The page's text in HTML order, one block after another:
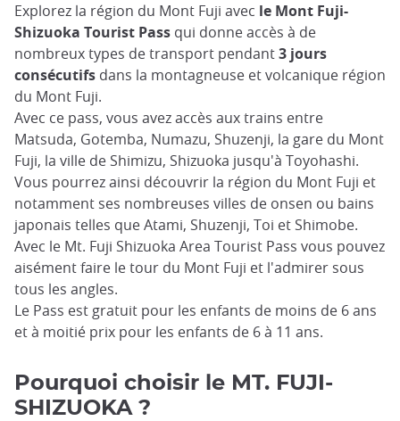
Explorez la région du Mont Fuji avec le Mont Fuji-
Shizuoka Tourist Pass qui donne accès à de
nombreux types de transport pendant3 jours
consécutifs dans la montagneuse et volcanique région
du Mont Fuji.
Avec ce pass, vous avez accès aux trains entre
Matsuda, Gotemba, Numazu, Shuzenji, la gare du Mont
Fuji, la ville de Shimizu, Shizuoka jusqu'à Toyohashi.
Vous pourrez ainsi découvrir la région du Mont Fuji et
notamment ses nombreuses villes de onsen ou bains
japonais telles que Atami, Shuzenji, Toi et Shimobe.
Avec le Mt. Fuji Shizuoka Area Tourist Pass vous pouvez
aisément faire le tour du Mont Fuji et l'admirer sous
tous les angles.
Le Pass est gratuit pour les enfants de moins de 6 ans
et à moitié prix pour les enfants de 6 à 11 ans.
Pourquoi choisir le MT. FUJI-
SHIZUOKA ?